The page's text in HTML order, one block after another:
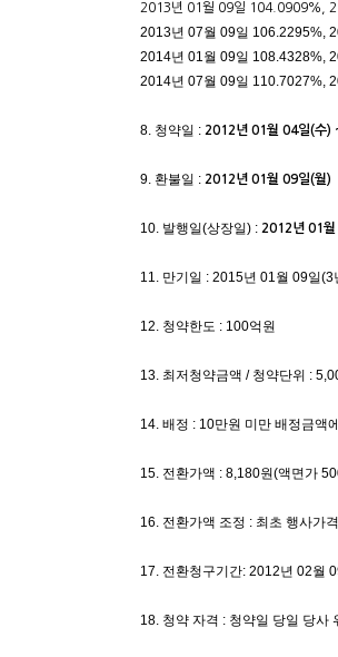
2013년 01월 09일 104.0909%,
2013년 07월 09일 106.2295%,
2014년 01월 09일 108.4328%,
2014년 07월 09일 110.7027%,
8. 청약일 : 2012년 01월 04일(수)
9. 환불일 : 2012년 01월 09일(월)
10. 발행일(상장일) : 2012년 01월
11. 만기일 : 2015년 01월 09일(3
12. 청약한도 : 100억원
13. 최저청약금액 / 청약단위 :
14. 배정 : 10만원 미만 배정금액
15. 전환가액 : 8,180원(액면가
16. 전환가액 조정 : 최초 행사가
17. 전환청구기간: 2012년 02월
18. 청약 자격 : 청약일 당일 당사